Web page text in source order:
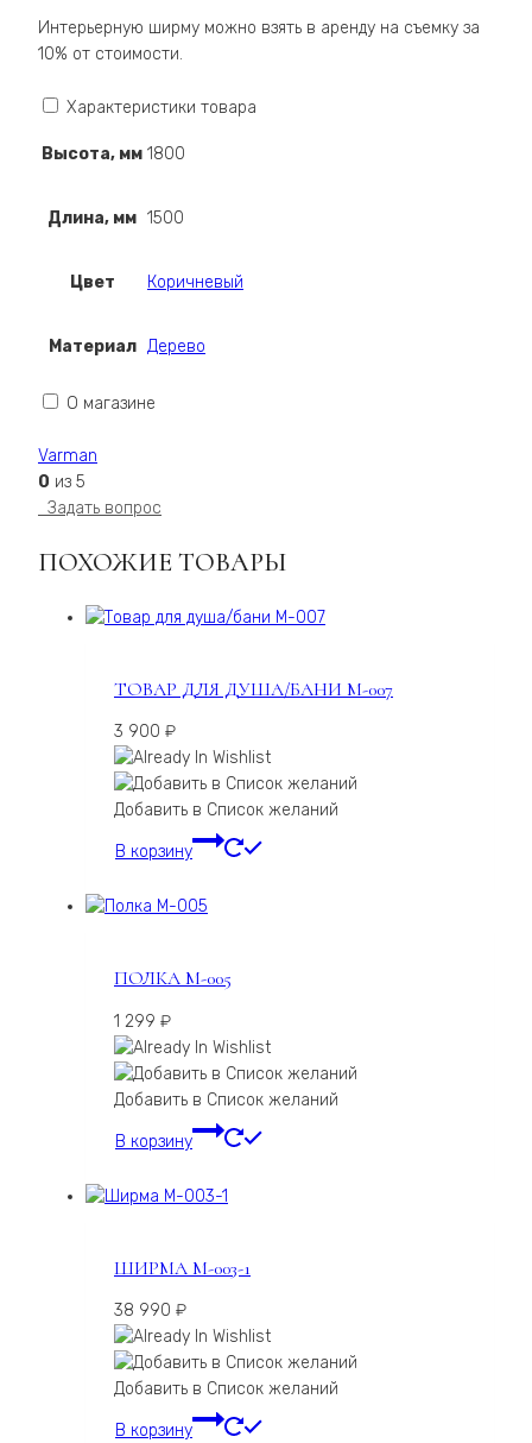
Интерьерную ширму можно взять в аренду на съемку за
10% от стоимости.
Характеристики товара
Высота, мм 1800
Длина, мм 1500
Цвет Коричневый
Материал Дерево
О магазине
Varman
0 из 5
Задать вопрос
ПОХОЖИЕ ТОВАРЫ
ТОВАР ДЛЯ ДУША/БАНИ M-007
3 900 ₽
Добавить в Список желаний
В корзину
ПОЛКА М-005
1 299 ₽
Добавить в Список желаний
В корзину
ШИРМА М-003-1
38 990 ₽
Добавить в Список желаний
В корзину